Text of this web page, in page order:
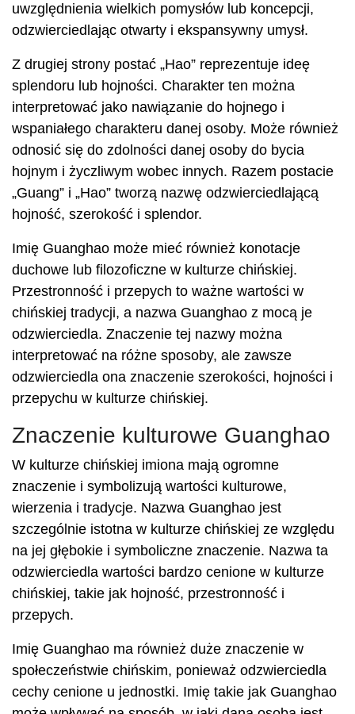
uwzględnienia wielkich pomysłów lub koncepcji,
odzwierciedlając otwarty i ekspansywny umysł.
Z drugiej strony postać „Hao” reprezentuje ideę
splendoru lub hojności. Charakter ten można
interpretować jako nawiązanie do hojnego i
wspaniałego charakteru danej osoby. Może również
odnosić się do zdolności danej osoby do bycia
hojnym i życzliwym wobec innych. Razem postacie
„Guang” i „Hao” tworzą nazwę odzwierciedlającą
hojność, szerokość i splendor.
Imię Guanghao może mieć również konotacje
duchowe lub filozoficzne w kulturze chińskiej.
Przestronność i przepych to ważne wartości w
chińskiej tradycji, a nazwa Guanghao z mocą je
odzwierciedla. Znaczenie tej nazwy można
interpretować na różne sposoby, ale zawsze
odzwierciedla ona znaczenie szerokości, hojności i
przepychu w kulturze chińskiej.
Znaczenie kulturowe Guanghao
W kulturze chińskiej imiona mają ogromne
znaczenie i symbolizują wartości kulturowe,
wierzenia i tradycje. Nazwa Guanghao jest
szczególnie istotna w kulturze chińskiej ze względu
na jej głębokie i symboliczne znaczenie. Nazwa ta
odzwierciedla wartości bardzo cenione w kulturze
chińskiej, takie jak hojność, przestronność i
przepych.
Imię Guanghao ma również duże znaczenie w
społeczeństwie chińskim, ponieważ odzwierciedla
cechy cenione u jednostki. Imię takie jak Guanghao